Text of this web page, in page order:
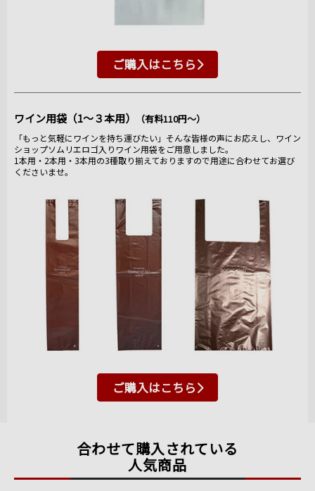
ご購入はこちら
ワイン用袋（1～３本用） （有料110円～）
「もっと気軽にワインを持ち運びたい」そんな皆様の声にお応えし、ワイン
ショップソムリエロゴ入りワイン用袋をご用意しました。
1本用・2本用・3本用の3種取り揃えておりますので用途に合わせてお選び
くださいませ。
ご購入はこちら
合わせて購入されている
人気商品